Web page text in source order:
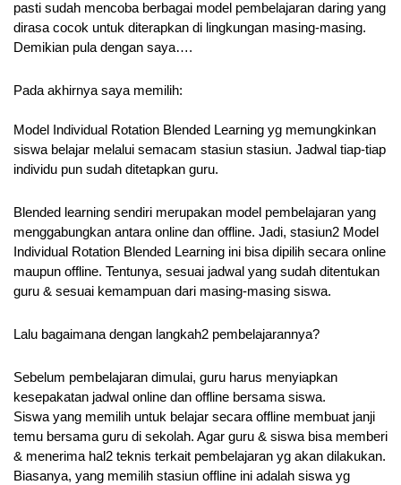
pasti sudah mencoba berbagai model pembelajaran daring yang
dirasa cocok untuk diterapkan di lingkungan masing-masing.
Demikian pula dengan saya….
Pada akhirnya saya memilih:
Model Individual Rotation Blended Learning yg memungkinkan
siswa belajar melalui semacam stasiun stasiun. Jadwal tiap-tiap
individu pun sudah ditetapkan guru.
Blended learning sendiri merupakan model pembelajaran yang
menggabungkan antara online dan offline. Jadi, stasiun2 Model
Individual Rotation Blended Learning ini bisa dipilih secara online
maupun offline. Tentunya, sesuai jadwal yang sudah ditentukan
guru & sesuai kemampuan dari masing-masing siswa.
Lalu bagaimana dengan langkah2 pembelajarannya?
Sebelum pembelajaran dimulai, guru harus menyiapkan
kesepakatan jadwal online dan offline bersama siswa.
Siswa yang memilih untuk belajar secara offline membuat janji
temu bersama guru di sekolah. Agar guru & siswa bisa memberi
& menerima hal2 teknis terkait pembelajaran yg akan dilakukan.
Biasanya, yang memilih stasiun offline ini adalah siswa yg